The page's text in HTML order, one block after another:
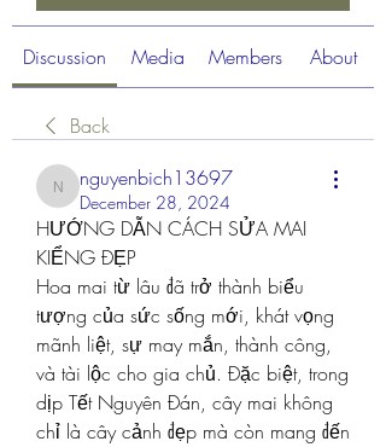
Discussion Media Members About
Back
nguyenbich13697
nguyenbich13697
December 28, 2024
HƯỚNG DẪN CÁCH SỬA MAI
KIỂNG ĐẸP
Hoa mai từ lâu đã trở thành biểu
tượng của sức sống mới, khát vọng
mãnh liệt, sự may mắn, thành công,
và tài lộc cho gia chủ. Đặc biệt, trong
dịp Tết Nguyên Đán, cây mai không
chỉ là cây cảnh đẹp mà còn mang đến